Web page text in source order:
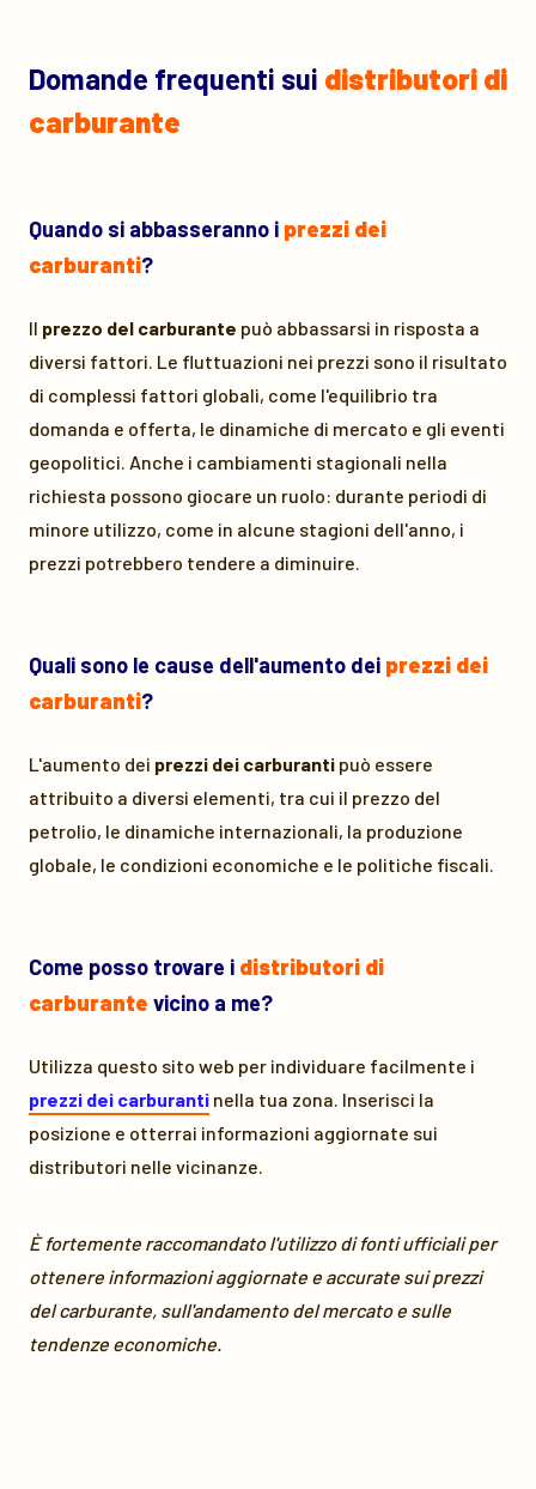
Domande frequenti sui distributori di
carburante
Quando si abbasseranno i prezzi dei
carburanti?
Il prezzo del carburante può abbassarsi in risposta a
diversi fattori. Le fluttuazioni nei prezzi sono il risultato
di complessi fattori globali, come l'equilibrio tra
domanda e offerta, le dinamiche di mercato e gli eventi
geopolitici. Anche i cambiamenti stagionali nella
richiesta possono giocare un ruolo: durante periodi di
minore utilizzo, come in alcune stagioni dell'anno, i
prezzi potrebbero tendere a diminuire.
Quali sono le cause dell'aumento dei prezzi dei
carburanti?
L'aumento dei prezzi dei carburanti può essere
attribuito a diversi elementi, tra cui il prezzo del
petrolio, le dinamiche internazionali, la produzione
globale, le condizioni economiche e le politiche fiscali.
Come posso trovare i distributori di
carburante vicino a me?
Utilizza questo sito web per individuare facilmente i
prezzi dei carburanti nella tua zona. Inserisci la
posizione e otterrai informazioni aggiornate sui
distributori nelle vicinanze.
È fortemente raccomandato l'utilizzo di fonti ufficiali per
ottenere informazioni aggiornate e accurate sui prezzi
del carburante, sull'andamento del mercato e sulle
tendenze economiche.